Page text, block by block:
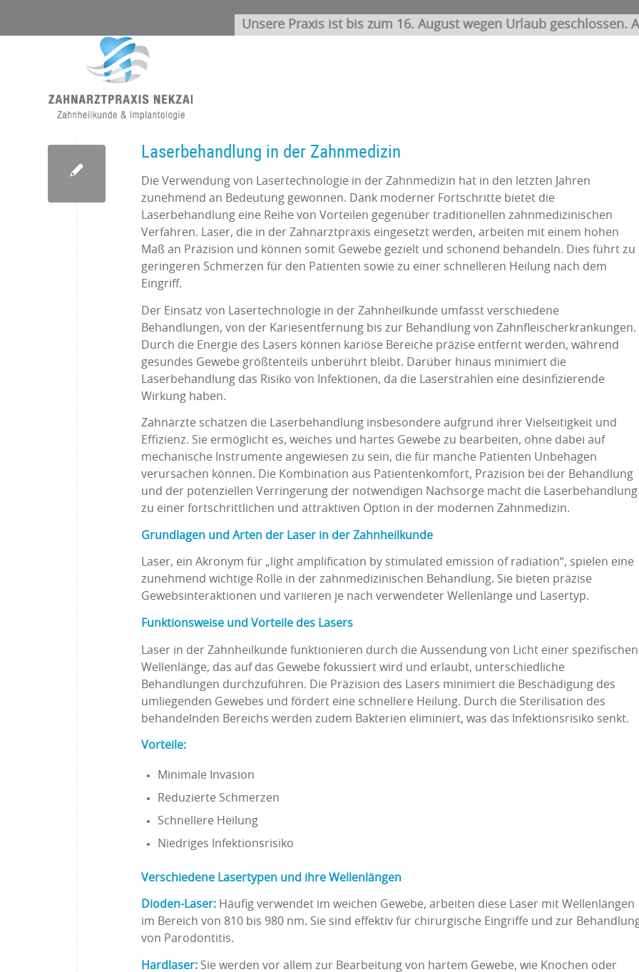
Unsere Praxis ist bis zum 16. August wegen Urlaub geschlossen.
Laserbehandlung in der Zahnmedizin
Die Verwendung von Lasertechnologie in der Zahnmedizin hat in den letzten Jahren
zunehmend an Bedeutung gewonnen. Dank moderner Fortschritte bietet die
Laserbehandlung eine Reihe von Vorteilen gegenüber traditionellen zahnmedizinischen
Verfahren. Laser, die in der Zahnarztpraxis eingesetzt werden, arbeiten mit einem hohen
Maß an Präzision und können somit Gewebe gezielt und schonend behandeln. Dies führt zu
geringeren Schmerzen für den Patienten sowie zu einer schnelleren Heilung nach dem
Eingriff.
Der Einsatz von Lasertechnologie in der Zahnheilkunde umfasst verschiedene
Behandlungen, von der Kariesentfernung bis zur Behandlung von Zahnfleischerkrankungen.
Durch die Energie des Lasers können kariöse Bereiche präzise entfernt werden, während
gesundes Gewebe größtenteils unberührt bleibt. Darüber hinaus minimiert die
Laserbehandlung das Risiko von Infektionen, da die Laserstrahlen eine desinfizierende
Wirkung haben.
Zahnärzte schätzen die Laserbehandlung insbesondere aufgrund ihrer Vielseitigkeit und
Effizienz. Sie ermöglicht es, weiches und hartes Gewebe zu bearbeiten, ohne dabei auf
mechanische Instrumente angewiesen zu sein, die für manche Patienten Unbehagen
verursachen können. Die Kombination aus Patientenkomfort, Präzision bei der Behandlung
und der potenziellen Verringerung der notwendigen Nachsorge macht die Laserbehandlung
zu einer fortschrittlichen und attraktiven Option in der modernen Zahnmedizin.
Grundlagen und Arten der Laser in der Zahnheilkunde
Laser, ein Akronym für „light amplification by stimulated emission of radiation“, spielen eine
zunehmend wichtige Rolle in der zahnmedizinischen Behandlung. Sie bieten präzise
Gewebsinteraktionen und variieren je nach verwendeter Wellenlänge und Lasertyp.
Funktionsweise und Vorteile des Lasers
Laser in der Zahnheilkunde funktionieren durch die Aussendung von Licht einer spezifischen
Wellenlänge, das auf das Gewebe fokussiert wird und erlaubt, unterschiedliche
Behandlungen durchzuführen. Die Präzision des Lasers minimiert die Beschädigung des
umliegenden Gewebes und fördert eine schnellere Heilung. Durch die Sterilisation des
behandelnden Bereichs werden zudem Bakterien eliminiert, was das Infektionsrisiko senkt.
Vorteile:
Minimale Invasion
Reduzierte Schmerzen
Schnellere Heilung
Niedriges Infektionsrisiko
Verschiedene Lasertypen und ihre Wellenlängen
Dioden-Laser: Häufig verwendet im weichen Gewebe, arbeiten diese Laser mit Wellenlängen
im Bereich von 810 bis 980 nm. Sie sind effektiv für chirurgische Eingriffe und zur
von Parodontitis.
Hardlaser: Sie werden vor allem zur Bearbeitung von hartem Gewebe, wie Knochen oder